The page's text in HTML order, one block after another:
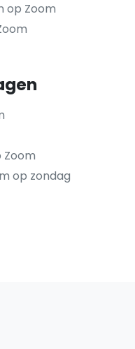
op Zoom
Zoom
op zondag